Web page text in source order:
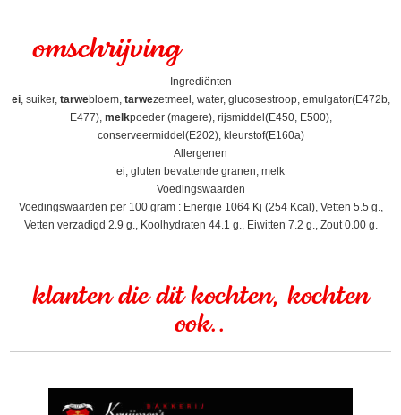
omschrijving
Ingrediënten
ei, suiker, tarwebloem, tarwezetmeel, water, glucosestroop, emulgator(E472b,
E477), melkpoeder (magere), rijsmiddel(E450, E500),
conserveermiddel(E202), kleurstof(E160a)
Allergenen
ei, gluten bevattende granen, melk
Voedingswaarden
Voedingswaarden per 100 gram : Energie 1064 Kj (254 Kcal), Vetten 5.5 g.,
Vetten verzadigd 2.9 g., Koolhydraten 44.1 g., Eiwitten 7.2 g., Zout 0.00 g.
klanten die dit kochten, kochten
ook..